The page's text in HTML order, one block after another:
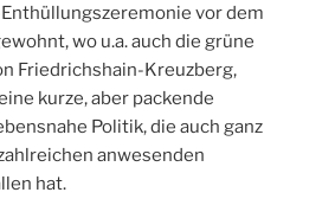
vor dem
wo u.a. auch die grüne
Friedrichshain-Kreuzberg,
kurze, aber packende
Politik, die auch ganz
anwesenden
hat.